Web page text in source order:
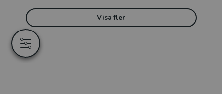
Visa fler